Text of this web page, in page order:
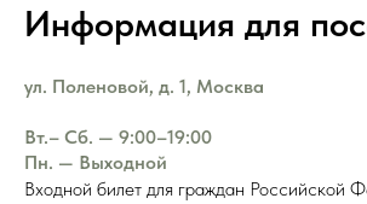
Информация для
ул. Поленовой, д. 1, Москва
Вт.– Сб. — 9:00–19:00
Пн. — Выходной
Входной билет для граждан Российской